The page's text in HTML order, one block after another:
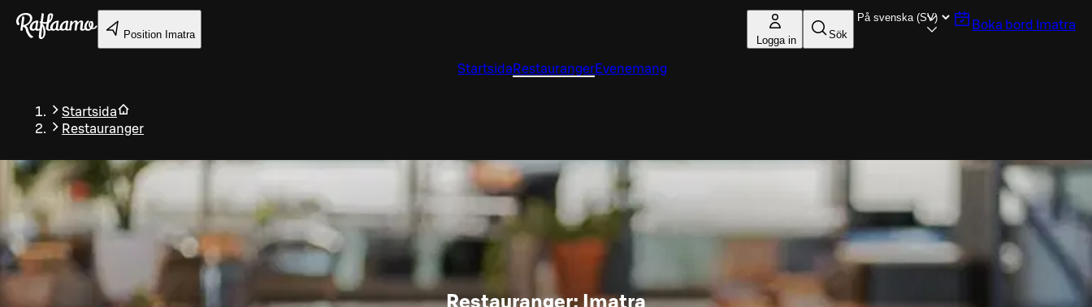
Gå till huvudinnehållet
Position Imatra Logga in Sök
Boka bord Imatra
Startsida RestaurangerEvenemang
Startsida
Restauranger
Restauranger: Imatra